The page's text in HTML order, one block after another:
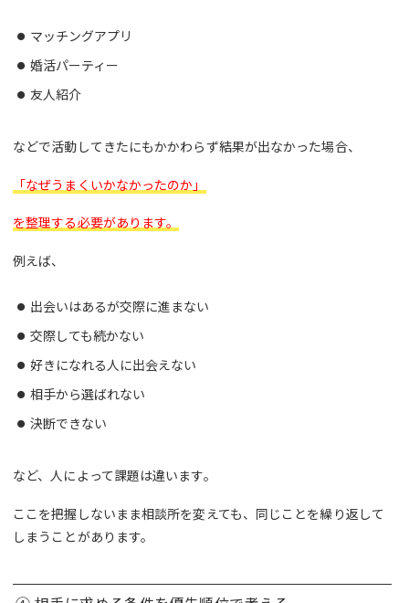
マッチングアプリ
婚活パーティー
友人紹介
などで活動してきたにもかかわらず結果が出なかった場合、
「なぜうまくいかなかったのか」
を整理する必要があります。
例えば、
出会いはあるが交際に進まない
交際しても続かない
好きになれる人に出会えない
相手から選ばれない
決断できない
など、人によって課題は違います。
ここを把握しないまま相談所を変えても、同じことを繰り返して
しまうことがあります。